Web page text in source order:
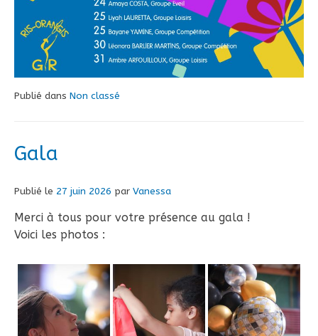
Publié dans Non classé
Gala
Publié le 27 juin 2026 par Vanessa
Merci à tous pour votre présence au gala !
Voici les photos :